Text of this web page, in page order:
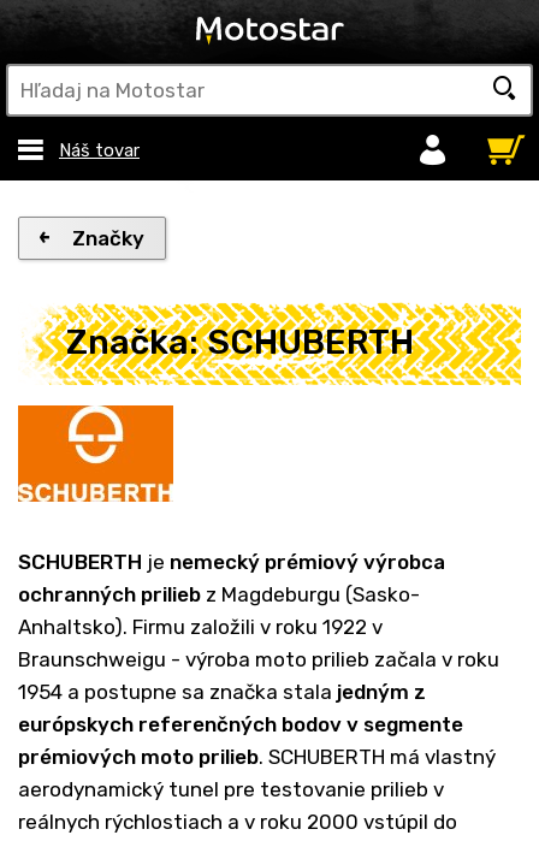
Náš tovar
Značky
Značka: SCHUBERTH
SCHUBERTH je nemecký prémiový výrobca
ochranných prilieb z Magdeburgu (Sasko-
Anhaltsko). Firmu založili v roku 1922 v
Braunschweigu - výroba moto prilieb začala v roku
1954 a postupne sa značka stala jedným z
európskych referenčných bodov v segmente
prémiových moto prilieb. SCHUBERTH má vlastný
aerodynamický tunel pre testovanie prilieb v
reálnych rýchlostiach a v roku 2000 vstúpil do